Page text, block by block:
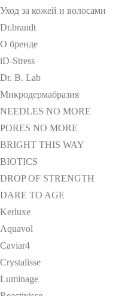
Уход за кожей и волосами
Dr.brandt
О бренде
iD-Stress
Dr. B. Lab
Микродермабразия
NEEDLES NO MORE
PORES NO MORE
BRIGHT THIS WAY
BIOTICS
DROP OF STRENGTH
DARE TO AGE
Kerluxe
Aquavol
Caviar4
Crystalisse
Luminage